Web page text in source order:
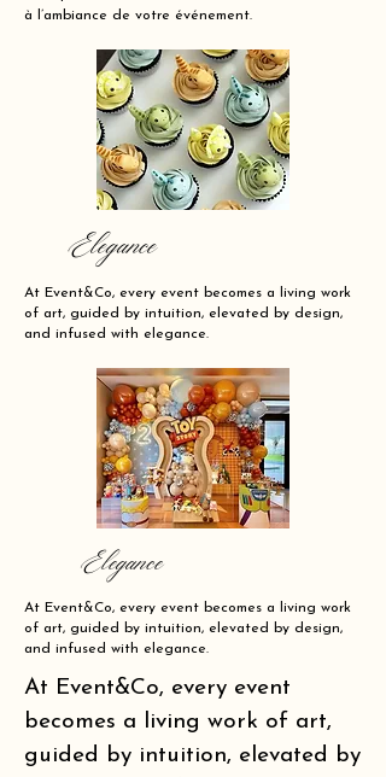
à l’ambiance de votre événement.
Elegance
At Event&Co, every event becomes a living work
of art, guided by intuition, elevated by design,
and infused with elegance.
Elegance
At Event&Co, every event becomes a living work
of art, guided by intuition, elevated by design,
and infused with elegance.
At Event&Co, every event
becomes a living work of art,
guided by intuition, elevated by